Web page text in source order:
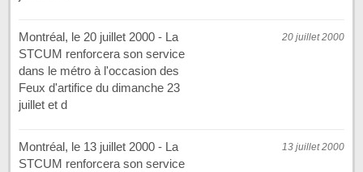
20 juillet 2000
Montréal, le 20 juillet 2000 - La
STCUM renforcera son service
dans le métro à l'occasion des
Feux d'artifice du dimanche 23
juillet et d
13 juillet 2000
Montréal, le 13 juillet 2000 - La
STCUM renforcera son service